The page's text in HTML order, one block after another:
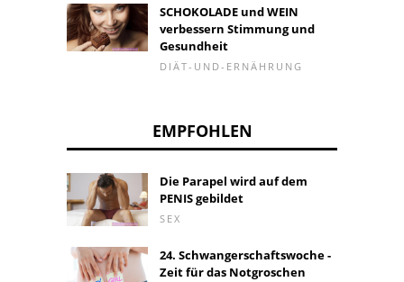
SCHOKOLADE und WEIN
verbessern Stimmung und
Gesundheit
DIÄT-UND-ERNÄHRUNG
EMPFOHLEN
Die Parapel wird auf dem
PENIS gebildet
SEX
24. Schwangerschaftswoche -
Zeit für das Notgroschen